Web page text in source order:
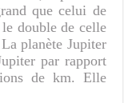
que celui de
le double de celle
planète Jupiter
par rapport
de km. Elle